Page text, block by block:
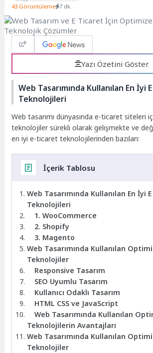
43 Görüntüleme 7 dk.
Yazı Özetini Göster
Web Tasarımında Kullanılan En İyi
Teknolojileri
Web tasarımı dünyasında e-ticaret siteleri
teknolojiler sürekli olarak gelişmekte ve
en iyi e-ticaret teknolojilerinden bazıları:
İçerik Tablosu
Web Tasarımında Kullanılan En İyi
Teknolojileri
1. WooCommerce
2. Shopify
3. Magento
Web Tasarımında Kullanılan
Teknolojiler
Responsive Tasarım
SEO Uyumlu Tasarım
Kullanıcı Odaklı Tasarım
HTML CSS ve JavaScript
Web Tasarımında Kullanılan
Teknolojilerin Avantajları
Web Tasarımında Kullanılan
Teknolojiler